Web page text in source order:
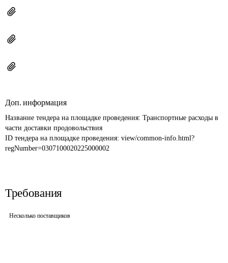
Доп. информация
Название тендера на площадке проведения: Транспортные расходы в
части доставки продовольствия
ID тендера на площадке проведения: view/common-info.html?
regNumber=0307100020225000002
Требования
Несколько поставщиков